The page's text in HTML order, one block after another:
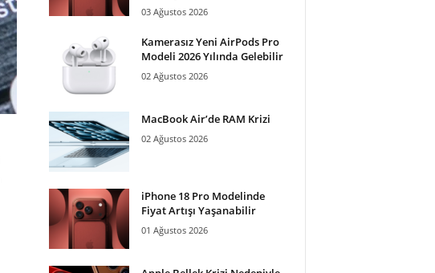
03 Ağustos 2026
Kamerasız Yeni AirPods Pro
Modeli 2026 Yılında Gelebilir
02 Ağustos 2026
MacBook Air’de RAM Krizi
02 Ağustos 2026
iPhone 18 Pro Modelinde
Fiyat Artışı Yaşanabilir
01 Ağustos 2026